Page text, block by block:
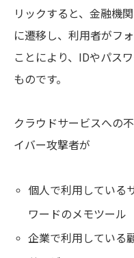
リックすると、金融機
に遷移し、利用者がフ
ことにより、IDやパス
ものです。
クラウドサービスへの
イバー攻撃者が
個人で利用している
ワードのメモツール
企業で利用している